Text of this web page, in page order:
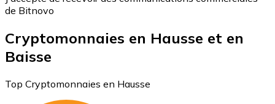
de Bitnovo
Cryptomonnaies en Hausse et en
Baisse
Top Cryptomonnaies en Hausse